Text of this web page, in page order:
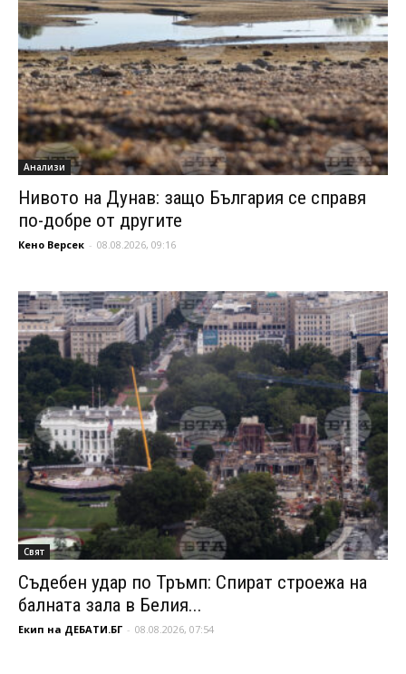
Анализи
Нивото на Дунав: защо България се справя
по-добре от другите
Кено Версек - 08.08.2026, 09:16
Свят
Съдебен удар по Тръмп: Спират строежа на
балната зала в Белия...
Екип на ДЕБАТИ.БГ - 08.08.2026, 07:54